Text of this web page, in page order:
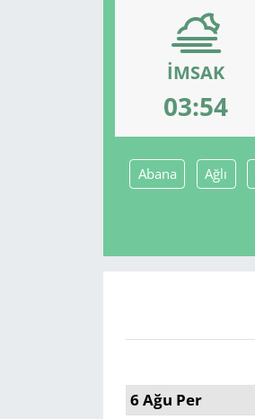
İMSAK
03:54
Abana Ağlı
6 Ağu Per